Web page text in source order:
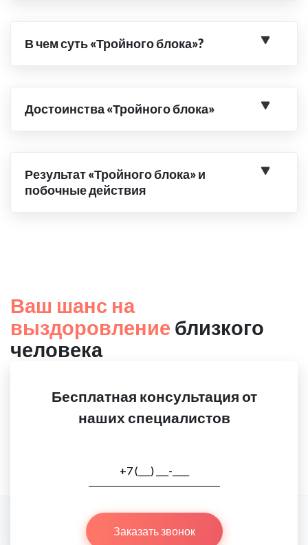
В чем суть «Тройного блока»?
Достоинства «Тройного блока»
Результат «Тройного блока» и
побочные действия
Ваш шанс на
выздоровление близкого
человека
Бесплатная консультация от
наших специалистов
Заказать звонок